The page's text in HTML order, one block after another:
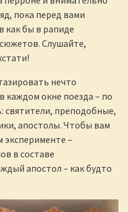
пока перед вами
как бы в рапиде
Слушайте,
нечто
каждом окне поезда – по
святители, преподобные,
апостолы. Чтобы вам
–
в составе
апостол – как будто